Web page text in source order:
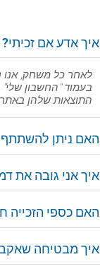
30 טבלאות:
31 טבלאות:
32 טבלאות:
33 טבלאות:
איך אדע אם זכיתי?
לאחר כל משחק, אנו
בעמוד "החשבון
התוצאות שלהן
האם ניתן
איך אני גובה את
האם כספי הזכייה
איך מבטיחה